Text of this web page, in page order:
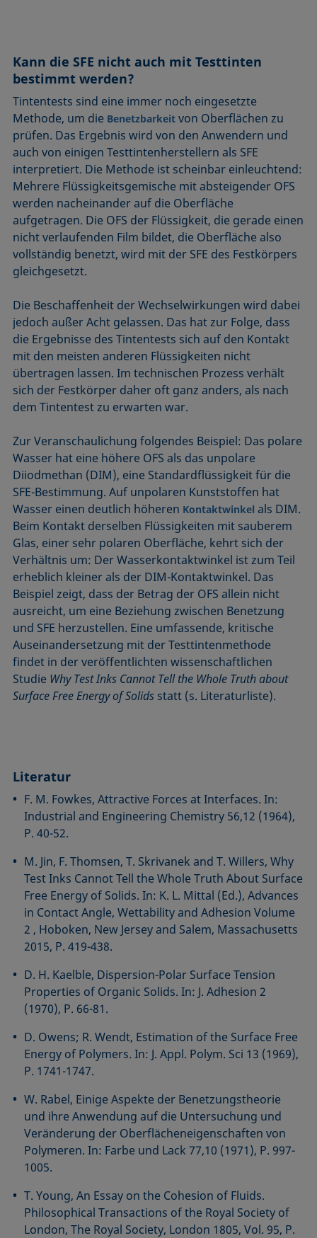
Kann die SFE nicht auch mit Testtinten
bestimmt werden?
Tintentests sind eine immer noch eingesetzte
Methode, um die Benetzbarkeit von Oberflächen zu
prüfen. Das Ergebnis wird von den Anwendern und
auch von einigen Testtintenherstellern als SFE
interpretiert. Die Methode ist scheinbar einleuchtend:
Mehrere Flüssigkeitsgemische mit absteigender OFS
werden nacheinander auf die Oberfläche
aufgetragen. Die OFS der Flüssigkeit, die gerade einen
nicht verlaufenden Film bildet, die Oberfläche also
vollständig benetzt, wird mit der SFE des Festkörpers
gleichgesetzt.
Die Beschaffenheit der Wechselwirkungen wird dabei
jedoch außer Acht gelassen. Das hat zur Folge, dass
die Ergebnisse des Tintentests sich auf den Kontakt
mit den meisten anderen Flüssigkeiten nicht
übertragen lassen. Im technischen Prozess verhält
sich der Festkörper daher oft ganz anders, als nach
dem Tintentest zu erwarten war.
Zur Veranschaulichung folgendes Beispiel: Das polare
Wasser hat eine höhere OFS als das unpolare
Diiodmethan (DIM), eine Standardflüssigkeit für die
SFE-Bestimmung. Auf unpolaren Kunststoffen hat
Wasser einen deutlich höheren Kontaktwinkel als DIM.
Beim Kontakt derselben Flüssigkeiten mit sauberem
Glas, einer sehr polaren Oberfläche, kehrt sich der
Verhältnis um: Der Wasserkontaktwinkel ist zum Teil
erheblich kleiner als der DIM-Kontaktwinkel. Das
Beispiel zeigt, dass der Betrag der OFS allein nicht
ausreicht, um eine Beziehung zwischen Benetzung
und SFE herzustellen. Eine umfassende, kritische
Auseinandersetzung mit der Testtintenmethode
findet in der veröffentlichten wissenschaftlichen
Studie Why Test Inks Cannot Tell the Whole Truth about
Surface Free Energy of Solids statt (s. Literaturliste).
Literatur
F. M. Fowkes, Attractive Forces at Interfaces. In:
Industrial and Engineering Chemistry 56,12 (1964),
P. 40-52.
M. Jin, F. Thomsen, T. Skrivanek and T. Willers, Why
Test Inks Cannot Tell the Whole Truth About Surface
Free Energy of Solids. In: K. L. Mittal (Ed.), Advances
in Contact Angle, Wettability and Adhesion Volume
2 , Hoboken, New Jersey and Salem, Massachusetts
2015, P. 419-438.
D. H. Kaelble, Dispersion-Polar Surface Tension
Properties of Organic Solids. In: J. Adhesion 2
(1970), P. 66-81.
D. Owens; R. Wendt, Estimation of the Surface Free
Energy of Polymers. In: J. Appl. Polym. Sci 13 (1969),
P. 1741-1747.
W. Rabel, Einige Aspekte der Benetzungstheorie
und ihre Anwendung auf die Untersuchung und
Veränderung der Oberflächeneigenschaften von
Polymeren. In: Farbe und Lack 77,10 (1971), P. 997-
1005.
T. Young, An Essay on the Cohesion of Fluids.
Philosophical Transactions of the Royal Society of
London, The Royal Society, London 1805, Vol. 95, P.